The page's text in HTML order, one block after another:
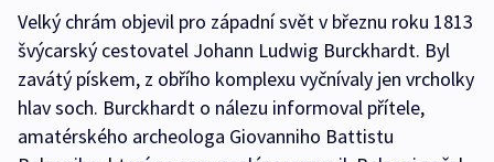
Velký chrám objevil pro západní svět v březnu roku 1813
švýcarský cestovatel Johann Ludwig Burckhardt. Byl
zavátý pískem, z obřího komplexu vyčnívaly jen vrcholky
hlav soch. Burckhardt o nálezu informoval přítele,
amatérského archeologa Giovanniho Battistu